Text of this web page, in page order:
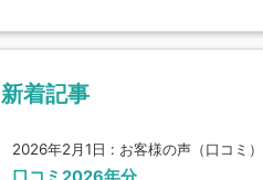
新着記事
2026年2月1日 : お客様の声（口コミ）